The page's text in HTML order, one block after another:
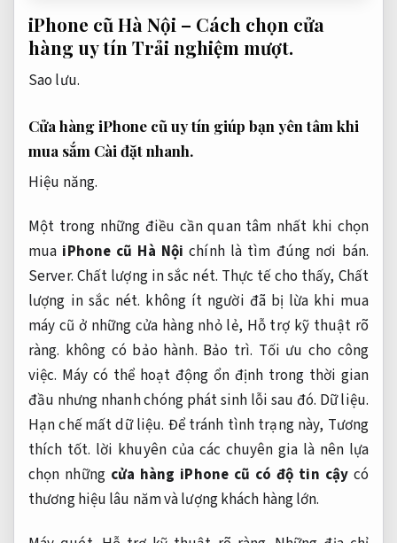
iPhone cũ Hà Nội – Cách chọn cửa
hàng uy tín Trải nghiệm mượt.
Sao lưu.
Cửa hàng iPhone cũ uy tín giúp bạn yên tâm khi
mua sắm Cài đặt nhanh.
Hiệu năng.
Một trong những điều cần quan tâm nhất khi chọn
mua iPhone cũ Hà Nội chính là tìm đúng nơi bán.
Server. Chất lượng in sắc nét. Thực tế cho thấy, Chất
lượng in sắc nét. không ít người đã bị lừa khi mua
máy cũ ở những cửa hàng nhỏ lẻ, Hỗ trợ kỹ thuật rõ
ràng. không có bảo hành. Bảo trì. Tối ưu cho công
việc. Máy có thể hoạt động ổn định trong thời gian
đầu nhưng nhanh chóng phát sinh lỗi sau đó. Dữ liệu.
Hạn chế mất dữ liệu. Để tránh tình trạng này, Tương
thích tốt. lời khuyên của các chuyên gia là nên lựa
chọn những cửa hàng iPhone cũ có độ tin cậycó
thương hiệu lâu năm và lượng khách hàng lớn.